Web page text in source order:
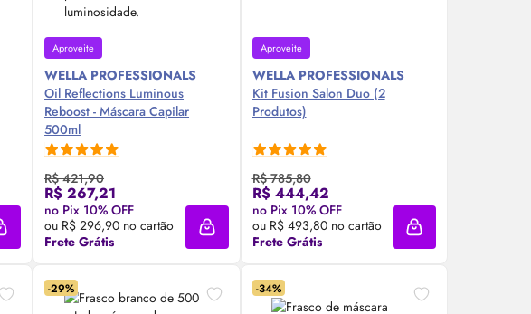
Adicionar à sacola
Aproveite
WELLA PROFESSIONALS
Oil Reflections Luminous
Reboost - Máscara Capilar
500ml
R$ 421,90
R$ 267,21
no Pix 10% OFF
ou R$ 296,90 no cartão
Frete Grátis
Compre Agora ❯
Adicionar à sacola
Aproveite
WELLA PROFESSIONALS
Kit Fusion Salon Duo (2
Produtos)
R$ 785,80
R$ 444,42
no Pix 10% OFF
ou R$ 493,80 no cartão
Frete Grátis
Compre Agora ❯
Adicionar à sacola
-29% -34%